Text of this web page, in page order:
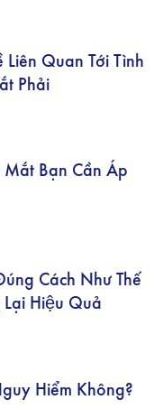
Quan Tới Tình
Phải
Mắt Bạn Cần Áp
Cách Như Thế
Hiệu Quả
Hiểm Không?